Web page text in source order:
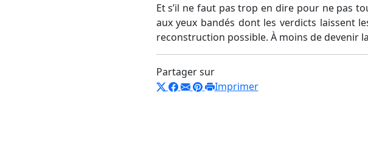
Et s’il ne faut pas trop en dire pour ne pas
aux yeux bandés dont les verdicts laissent
reconstruction possible. À moins de devenir
Partager sur
Imprimer